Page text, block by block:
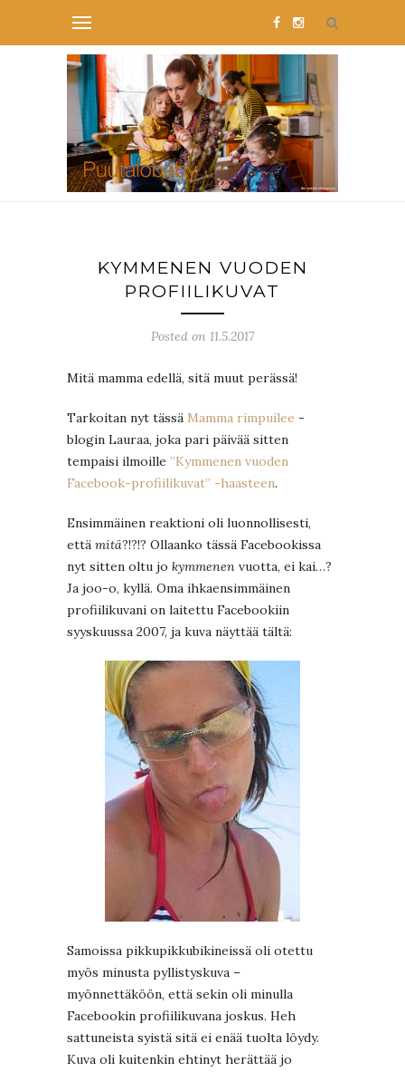
KYMMENEN VUODEN
PROFIILIKUVAT
Posted on 11.5.2017
Mitä mamma edellä, sitä muut perässä!
Tarkoitan nyt tässä Mamma rimpuilee -
blogin Lauraa, joka pari päivää sitten
tempaisi ilmoille ”Kymmenen vuoden
Facebook-profiilikuvat” -haasteen.
Ensimmäinen reaktioni oli luonnollisesti,
että mitä?!?!? Ollaanko tässä Facebookissa
nyt sitten oltu jo kymmenen vuotta, ei kai…?
Ja joo-o, kyllä. Oma ihkaensimmäinen
profiilikuvani on laitettu Facebookiin
syyskuussa 2007, ja kuva näyttää tältä:
Samoissa pikkupikkubikineissä oli otettu
myös minusta pyllistyskuva –
myönnettäköön, että sekin oli minulla
Facebookin profiilikuvana joskus. Heh
sattuneista syistä sitä ei enää tuolta löydy.
Kuva oli kuitenkin ehtinyt herättää jo